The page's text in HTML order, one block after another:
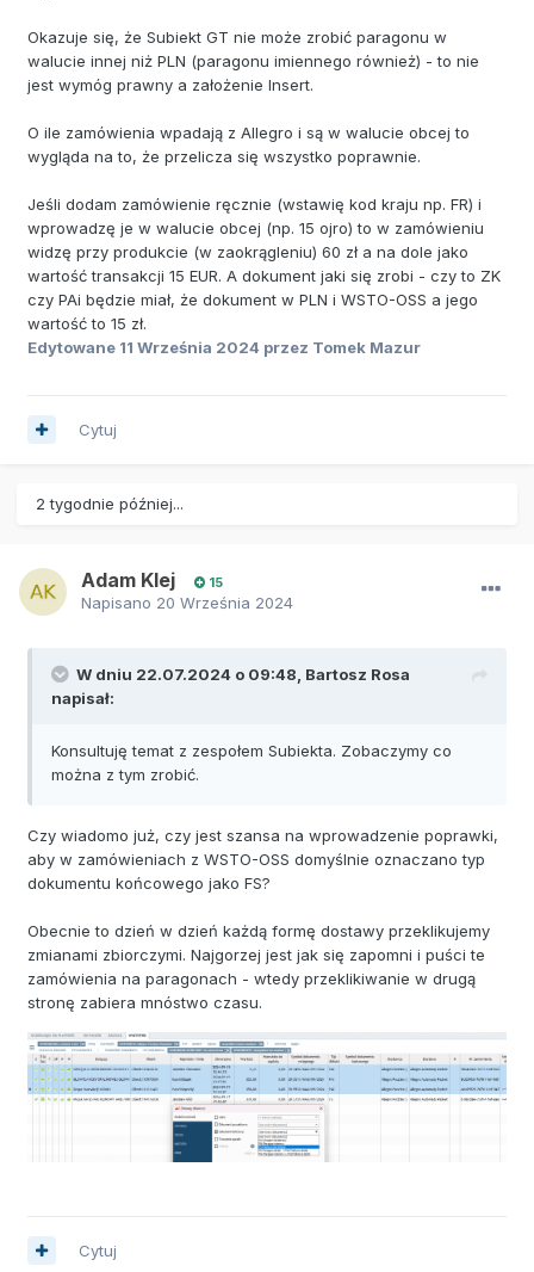
Okazuje się, że Subiekt GT nie może zrobić paragonu w
walucie innej niż PLN (paragonu imiennego również) - to nie
jest wymóg prawny a założenie Insert.
O ile zamówienia wpadają z Allegro i są w walucie obcej to
wygląda na to, że przelicza się wszystko poprawnie.
Jeśli dodam zamówienie ręcznie (wstawię kod kraju np. FR) i
wprowadzę je w walucie obcej (np. 15 ojro) to w zamówieniu
widzę przy produkcie (w zaokrągleniu) 60 zł a na dole jako
wartość transakcji 15 EUR. A dokument jaki się zrobi - czy to ZK
czy PAi będzie miał, że dokument w PLN i WSTO-OSS a jego
wartość to 15 zł.
Edytowane 11 Września 2024 przez Tomek Mazur
Cytuj
2 tygodnie później...
Adam Klej 15
Napisano 20 Września 2024
W dniu 22.07.2024 o 09:48, Bartosz Rosa
napisał:
Konsultuję temat z zespołem Subiekta. Zobaczymy co
można z tym zrobić.
Czy wiadomo już, czy jest szansa na wprowadzenie poprawki,
aby w zamówieniach z WSTO-OSS domyślnie oznaczano typ
dokumentu końcowego jako FS?
Obecnie to dzień w dzień każdą formę dostawy przeklikujemy
zmianami zbiorczymi. Najgorzej jest jak się zapomni i puści te
zamówienia na paragonach - wtedy przeklikiwanie w drugą
stronę zabiera mnóstwo czasu.
Cytuj